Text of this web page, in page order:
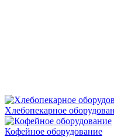
Хлебопекарное
Кофейное оборудование